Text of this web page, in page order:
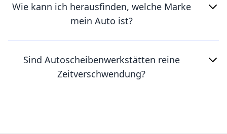
Wie kann ich herausfinden, welche Marke
mein Auto ist?
Sind Autoscheibenwerkstätten reine
Zeitverschwendung?